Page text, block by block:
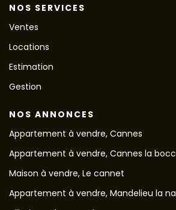
NOS SERVICES
Ventes
Locations
Estimation
Gestion
NOS ANNONCES
Appartement à vendre, Cannes
Appartement à vendre, Cannes la
Maison à vendre, Le cannet
Appartement à vendre, Mandelieu la